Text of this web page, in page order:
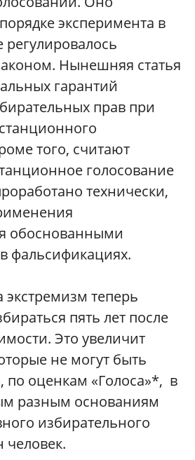
эксперимента в
регулировалось
Нынешняя статья
гарантий
прав при
того, считают
голосование
технически,
обоснованными
фальсификациях.
теперь
пять лет после
Это увеличит
не могут быть
по оценкам «Голоса»‎*, в
разным основаниям
избирательного
человек.